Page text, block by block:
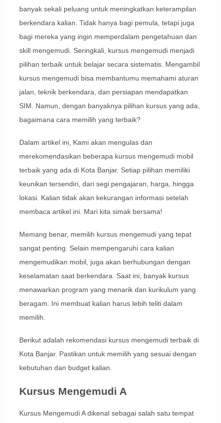
banyak sekali peluang untuk meningkatkan keterampilan
berkendara kalian. Tidak hanya bagi pemula, tetapi juga
bagi mereka yang ingin memperdalam pengetahuan dan
skill mengemudi. Seringkali, kursus mengemudi menjadi
pilihan terbaik untuk belajar secara sistematis. Mengambil
kursus mengemudi bisa membantumu memahami aturan
jalan, teknik berkendara, dan persiapan mendapatkan
SIM. Namun, dengan banyaknya pilihan kursus yang ada,
bagaimana cara memilih yang terbaik?
Dalam artikel ini, Kami akan mengulas dan
merekomendasikan beberapa kursus mengemudi mobil
terbaik yang ada di Kota Banjar. Setiap pilihan memiliki
keunikan tersendiri, dari segi pengajaran, harga, hingga
lokasi. Kalian tidak akan kekurangan informasi setelah
membaca artikel ini. Mari kita simak bersama!
Memang benar, memilih kursus mengemudi yang tepat
sangat penting. Selain mempengaruhi cara kalian
mengemudikan mobil, juga akan berhubungan dengan
keselamatan saat berkendara. Saat ini, banyak kursus
menawarkan program yang menarik dan kurikulum yang
beragam. Ini membuat kalian harus lebih teliti dalam
memilih.
Berikut adalah rekomendasi kursus mengemudi terbaik di
Kota Banjar. Pastikan untuk memilih yang sesuai dengan
kebutuhan dan budget kalian.
Kursus Mengemudi A
Kursus Mengemudi A dikenal sebagai salah satu tempat